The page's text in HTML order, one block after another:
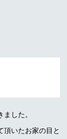
した。
頂いたお家の目と